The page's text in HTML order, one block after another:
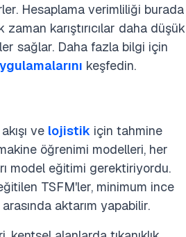
Hesaplama verimliliği burada
karıştırıcılar daha düşük
sağlar. Daha fazla bilgi için
keşfedin.
ve lojistik için tahmine
öğrenimi modelleri, her
model eğitimi gerektiriyordu.
TSFM'ler, minimum ince
aktarım yapabilir.